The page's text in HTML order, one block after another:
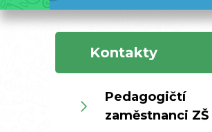
Kontakty
Pedagogičtí
zaměstnanci ZŠ